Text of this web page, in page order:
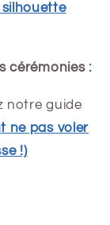
cérémonies :
notre guide
ne pas voler
!)